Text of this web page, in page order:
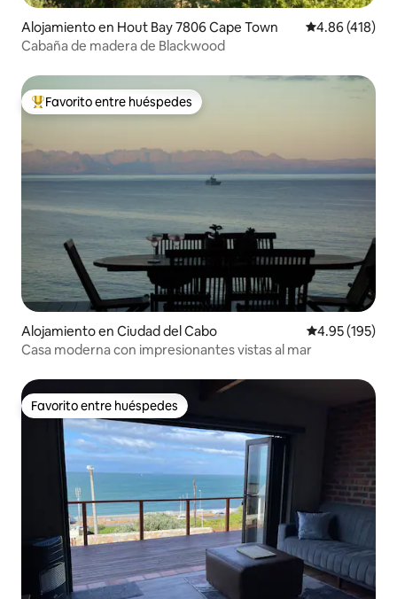
Alojamiento en Hout Bay 7806 Cape Town Calificación
4.86 (418)
Cabaña de madera de Blackwood
Favorito entre huéspedes preferido
Favorito entre huéspedes
Alojamiento en Ciudad del Cabo Calificación
4.95 (195)
Casa moderna con impresionantes vistas al mar
Favorito entre huéspedes
Favorito entre huéspedes